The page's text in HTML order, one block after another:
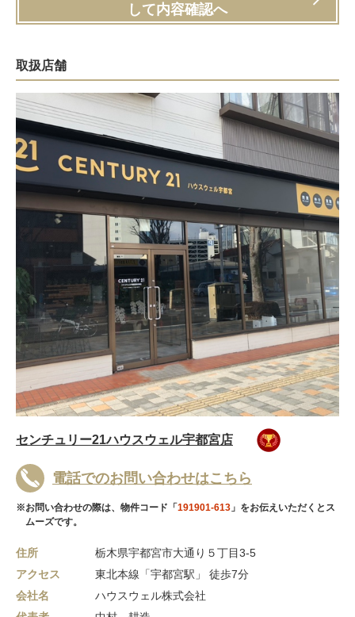
して内容確認へ
取扱店舗
センチュリー21ハウスウェル宇都宮店
電話でのお問い合わせはこちら
※お問い合わせの際は、物件コード「 191901-613 」をお伝えいただくとス
ムーズです。
住所
栃木県宇都宮市大通り５丁目3-5
アクセス
東北本線「宇都宮駅」 徒歩7分
会社名
ハウスウェル株式会社